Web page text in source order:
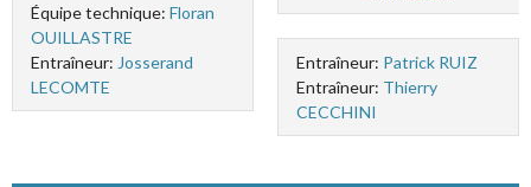
Équipe technique: Floran
OUILLASTRE
Entraîneur: Josserand
LECOMTE
Entraîneur: Patrick RUIZ
Entraîneur: Thierry
CECCHINI